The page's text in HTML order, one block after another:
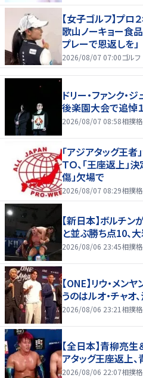
【女子ゴルフ】プロ
歌山ノーキョー食
プレーで恩返しを」
2026/08/07 07:00ゴルフ
ドリー・ファンク・
後楽園大会で追悼
2026/08/07 08:58相撲
「アジアタッグ王者
ＴＯ、「王座返上
傷」欠場で
2026/08/07 08:29相撲
【新日本】ボルチ
と並ぶ勝ち点10、
2026/08/06 23:45相撲
【ONE】リウ・メ
うのはルオ・チャ
2026/08/06 23:21 相撲
【全日本】青柳亮
アタッグ王座返上
2026/08/06 22:07相撲